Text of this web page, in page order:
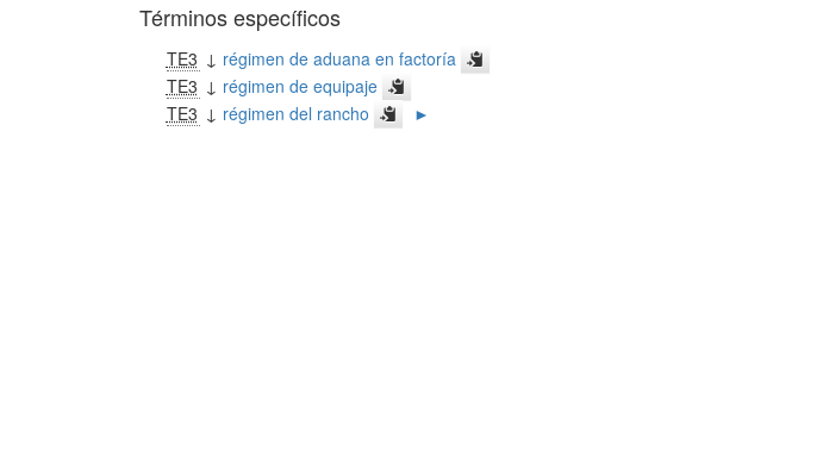
Términos específicos
TE3 ↓ régimen de aduana en factoría
TE3 ↓ régimen de equipaje
TE3 ↓ régimen del rancho ►